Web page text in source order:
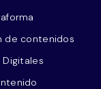
de contenidos